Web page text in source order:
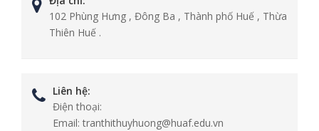
102 Phùng Hưng , Đông Ba , Thành phố Huế , Thừa
Thiên Huế .
Liên hệ:
Điện thoại:
Email: tranthithuyhuong@huaf.edu.vn